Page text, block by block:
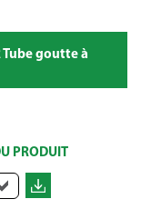
goutte à
PRODUIT